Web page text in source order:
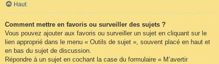
Haut
Comment mettre en favoris ou surveiller des sujets ?
Vous pouvez ajouter aux favoris ou surveiller un sujet en cliquant sur le
lien approprié dans le menu « Outils de sujet », souvent placé en haut et
en bas du sujet de discussion.
Répondre à un sujet en cochant la case du formulaire « M’avertir